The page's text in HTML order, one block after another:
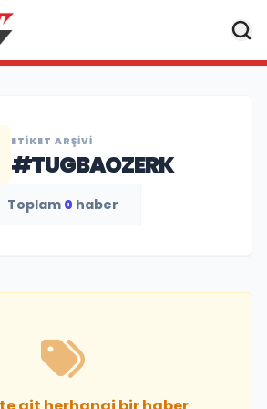
ETIKET ARŞIVI
#TUGBAOZERK
Toplam 0 haber